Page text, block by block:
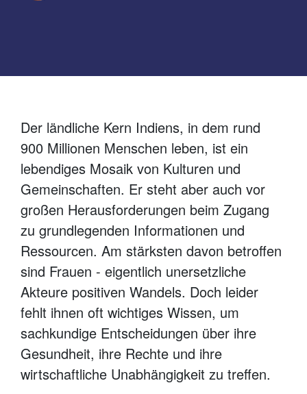
Der ländliche Kern Indiens, in dem rund
900 Millionen Menschen leben, ist ein
lebendiges Mosaik von Kulturen und
Gemeinschaften. Er steht aber auch vor
großen Herausforderungen beim Zugang
zu grundlegenden Informationen und
Ressourcen. Am stärksten davon betroffen
sind Frauen - eigentlich unersetzliche
Akteure positiven Wandels. Doch leider
fehlt ihnen oft wichtiges Wissen, um
sachkundige Entscheidungen über ihre
Gesundheit, ihre Rechte und ihre
wirtschaftliche Unabhängigkeit zu treffen.